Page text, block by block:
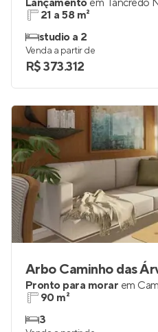
Lançamento em Tancredo
21 a 58 m²
studio a 2
Venda a partir de
R$ 373.312
Arbo Caminho das
Pronto para morar em
90 m²
3